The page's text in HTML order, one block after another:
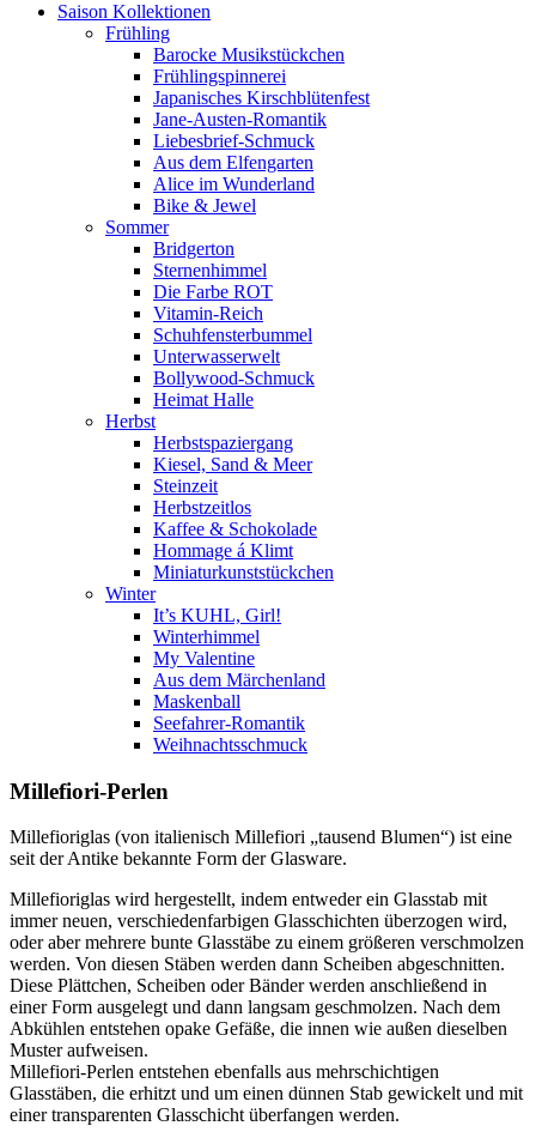
Saison Kollektionen
Frühling
Barocke Musikstückchen
Frühlingspinnerei
Japanisches Kirschblütenfest
Jane-Austen-Romantik
Liebesbrief-Schmuck
Aus dem Elfengarten
Alice im Wunderland
Bike & Jewel
Sommer
Bridgerton
Sternenhimmel
Die Farbe ROT
Vitamin-Reich
Schuhfensterbummel
Unterwasserwelt
Bollywood-Schmuck
Heimat Halle
Herbst
Herbstspaziergang
Kiesel, Sand & Meer
Steinzeit
Herbstzeitlos
Kaffee & Schokolade
Hommage á Klimt
Miniaturkunststückchen
Winter
It’s KUHL, Girl!
Winterhimmel
My Valentine
Aus dem Märchenland
Maskenball
Seefahrer-Romantik
Weihnachtsschmuck
Millefiori-Perlen
Millefioriglas (von italienisch Millefiori „tausend Blumen“) ist eine
seit der Antike bekannte Form der Glasware.
Millefioriglas wird hergestellt, indem entweder ein Glasstab mit
immer neuen, verschiedenfarbigen Glasschichten überzogen wird,
oder aber mehrere bunte Glasstäbe zu einem größeren verschmolzen
werden. Von diesen Stäben werden dann Scheiben abgeschnitten.
Diese Plättchen, Scheiben oder Bänder werden anschließend in
einer Form ausgelegt und dann langsam geschmolzen. Nach dem
Abkühlen entstehen opake Gefäße, die innen wie außen dieselben
Muster aufweisen.
Millefiori-Perlen entstehen ebenfalls aus mehrschichtigen
Glasstäben, die erhitzt und um einen dünnen Stab gewickelt und mit
einer transparenten Glasschicht überfangen werden.